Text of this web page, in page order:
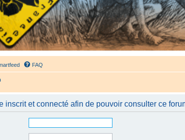
FAQ
inscrit et connecté afin de pouvoir consulter ce